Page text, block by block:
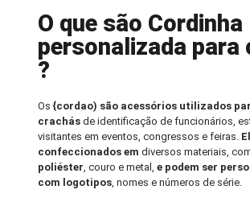
O que são Cordinha
personalizada para
?
Os {cordao) são acessórios utilizados
crachás de identificação de funcionários,
visitantes em eventos, congressos e feiras.
confeccionados emdiversos materiais,
poliéster, couro e metal,e podem ser
com logotipos, nomes e números de série.